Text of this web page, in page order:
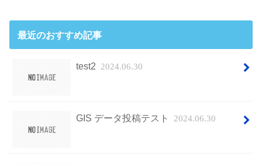
最近のおすすめ記事
test2 2024.06.30
GIS データ投稿テスト 2024.06.30